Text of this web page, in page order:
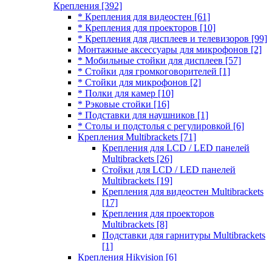
Крепления [392]
* Крепления для видеостен [61]
* Крепления для проекторов [10]
* Крепления для дисплеев и телевизоров [99]
Монтажные аксессуары для микрофонов [2]
* Мобильные стойки для дисплеев [57]
* Стойки для громкоговорителей [1]
* Стойки для микрофонов [2]
* Полки для камер [10]
* Рэковые стойки [16]
* Подставки для наушников [1]
* Столы и подстолья с регулировкой [6]
Крепления Multibrackets [71]
Крепления для LCD / LED панелей
Multibrackets [26]
Стойки для LCD / LED панелей
Multibrackets [19]
Крепления для видеостен Multibrackets
[17]
Крепления для проекторов
Multibrackets [8]
Подставки для гарнитуры Multibrackets
[1]
Крепления Hikvision [6]